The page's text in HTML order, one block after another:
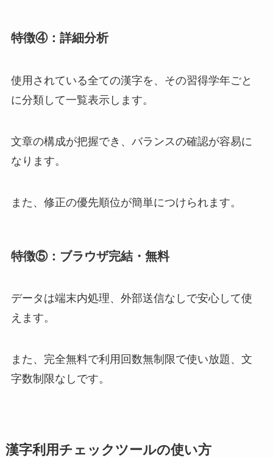
特徴④：詳細分析
使用されている全ての漢字を、その習得学年ごと
に分類して一覧表示します。
文章の構成が把握でき、バランスの確認が容易に
なります。
また、修正の優先順位が簡単につけられます。
特徴⑤：ブラウザ完結・無料
データは端末内処理、外部送信なしで安心して使
えます。
また、完全無料で利用回数無制限で使い放題、文
字数制限なしです。
漢字利用チェックツールの使い方